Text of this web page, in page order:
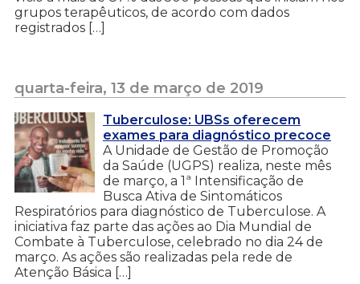
grupos terapêuticos, de acordo com dados
registrados […]
quarta-feira, 13 de março de 2019
Tuberculose: UBSs oferecem
exames para diagnóstico precoce
A Unidade de Gestão de Promoção
da Saúde (UGPS) realiza, neste mês
de março, a 1ª Intensificação de
Busca Ativa de Sintomáticos
Respiratórios para diagnóstico de Tuberculose. A
iniciativa faz parte das ações ao Dia Mundial de
Combate à Tuberculose, celebrado no dia 24 de
março. As ações são realizadas pela rede de
Atenção Básica […]